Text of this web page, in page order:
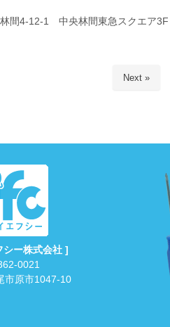
間4-12-1 中央林間東急スクエア3F
Next »
シー株式会社 ]
0021
市原市1047-10